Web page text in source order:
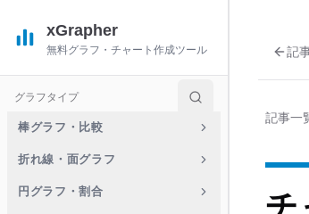
xGrapher
無料グラフ・チャート作成ツール
グラフタイプ
棒グラフ・比較
折れ線・面グラフ
円グラフ・割合
記
記事一
チ